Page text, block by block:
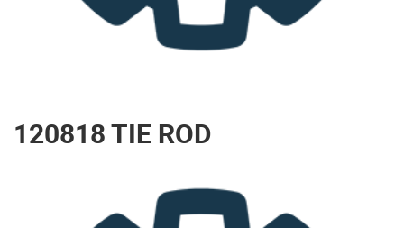
120818 TIE ROD